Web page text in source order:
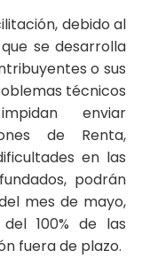
debido al
se desarrolla
o sus
técnicos
enviar
de Renta,
en las
podrán
mes de mayo,
100% de las
fuera de plazo.